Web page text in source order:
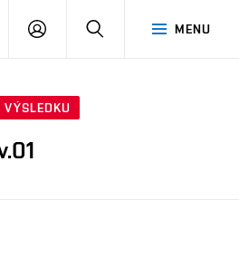
MENU
PŘIHLÁSIT
VÝSLEDKU